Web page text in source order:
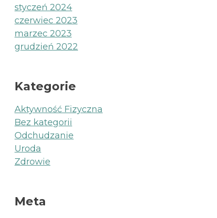
styczeń 2024
czerwiec 2023
marzec 2023
grudzień 2022
Kategorie
Aktywność Fizyczna
Bez kategorii
Odchudzanie
Uroda
Zdrowie
Meta